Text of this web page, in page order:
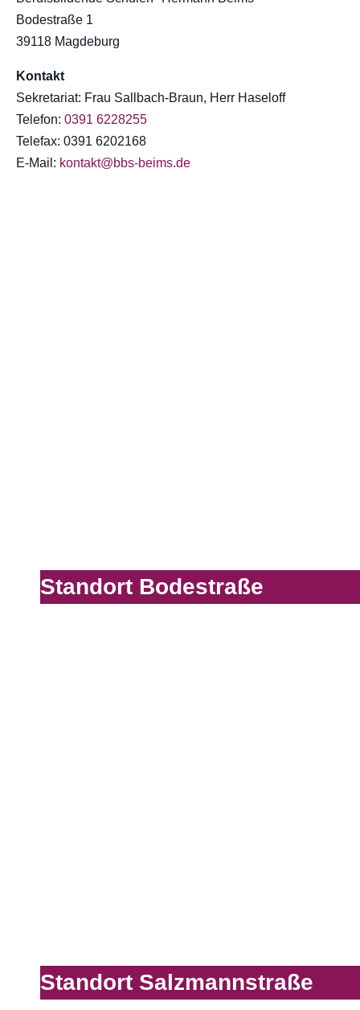
Bodestraße 1
39118 Magdeburg
Kontakt
Sekretariat: Frau Sallbach-Braun, Herr Haseloff
Telefon: 0391 6228255
Telefax: 0391 6202168
E-Mail: kontakt@bbs-beims.de
Standort Bodestraße
Standort Salzmannstraße